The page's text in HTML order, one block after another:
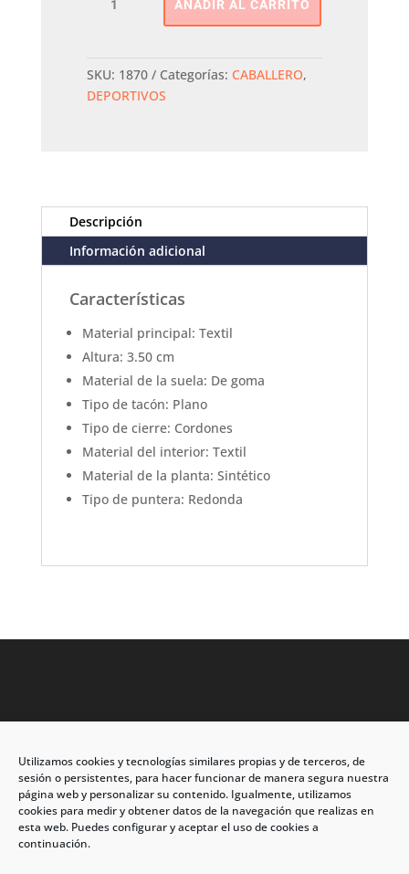
Utilizamos cookies y tecnologías similares propias y de terceros, de
sesión o persistentes, para hacer funcionar de manera segura nuestra
página web y personalizar su contenido. Igualmente, utilizamos
cookies para medir y obtener datos de la navegación que realizas en
esta web. Puedes configurar y aceptar el uso de cookies a
continuación.
FONIX
AÑADIR AL CARRITO
SKU: 1870 Categorías: CABALLERO,
DEPORTIVOS
Descripción
Información adicional
Características
Material principal: Textil
Altura: 3.50 cm
Material de la suela: De goma
Tipo de tacón: Plano
Tipo de cierre: Cordones
Material del interior: Textil
Material de la planta: Sintético
Tipo de puntera: Redonda
Dirección: C/Eleuterio Quintanilla nº67 – Esq. Río de
Oro
CP: 33209, Gijón – Asturias
Teléfono: 985146502 – 647 72 54 95